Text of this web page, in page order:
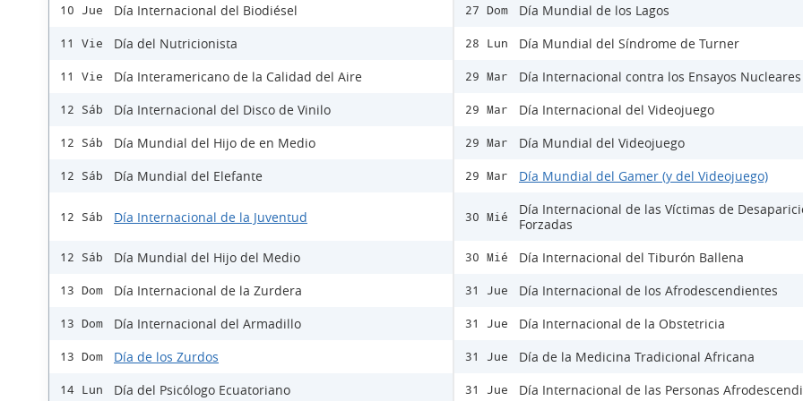
10 Jue Día Internacional del Biodiésel
11 Vie Día del Nutricionista
11 Vie Día Interamericano de la Calidad del Aire
12 Sáb Día Internacional del Disco de Vinilo
12 Sáb Día Mundial del Hijo de en Medio
12 Sáb Día Mundial del Elefante
12 Sáb Día Internacional de la Juventud
12 Sáb Día Mundial del Hijo del Medio
13 Dom Día Internacional de la Zurdera
13 Dom Día Internacional del Armadillo
13 Dom Día de los Zurdos
14 Lun Día del Psicólogo Ecuatoriano
27 Dom Día Mundial de los Lagos
28 Lun Día Mundial del Síndrome de Turner
29 Mar Día Internacional contra los Ensayos Nucleares
29 Mar Día Internacional del Videojuego
29 Mar Día Mundial del Videojuego
29 Mar Día Mundial del Gamer (y del Videojuego)
30 Mié
Día Internacional de las Víctimas de
Forzadas
30 Mié Día Internacional del Tiburón Ballena
31 Jue Día Internacional de los Afrodescendientes
31 Jue Día Internacional de la Obstetricia
31 Jue Día de la Medicina Tradicional Africana
31 Jue Día Internacional de las Personas